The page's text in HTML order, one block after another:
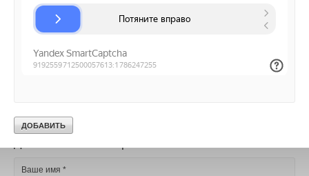
Комментарии
Ваше имя *